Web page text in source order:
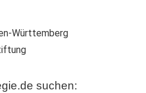
suchen: